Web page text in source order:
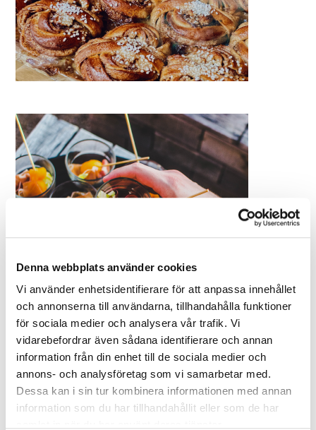
Denna webbplats använder cookies
Vi använder enhetsidentifierare för att anpassa innehållet
och annonserna till användarna, tillhandahålla funktioner
för sociala medier och analysera vår trafik. Vi
vidarebefordrar även sådana identifierare och annan
information från din enhet till de sociala medier och
annons- och analysföretag som vi samarbetar med.
Dessa kan i sin tur kombinera informationen med annan
information som du har tillhandahållit eller som de har